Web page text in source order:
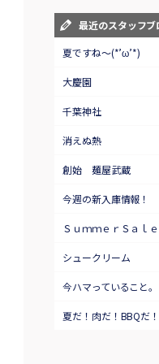
最近のスタッフブ
夏ですね～(*’ω’*)
大慶園
千葉神社
消えぬ熱
創始 麺屋武蔵
今週の新入庫情報！
ＳｕｍｍｅｒＳａｌ
シュークリーム
今ハマっていること。
夏だ！肉だ！BBQだ！